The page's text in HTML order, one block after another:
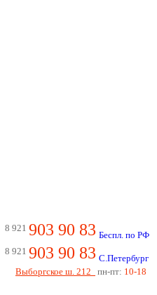
8 921 903 90 83 Беспл. по РФ
8 921 903 90 83 С.Петербург
Выборгское ш. 212
пн-пт: 10-18